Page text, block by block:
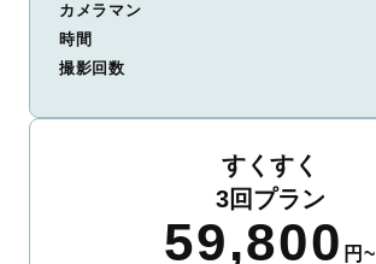
カメラマン
時間
撮影回数
すくすく
3回プラン
59,800 円~